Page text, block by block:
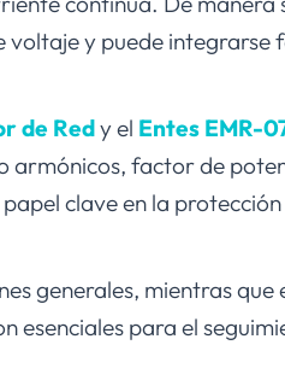
voltaje y puede integrarse
de Redy el Entes EMR-
factor de
clave en la
generales, mientras que
esenciales para el